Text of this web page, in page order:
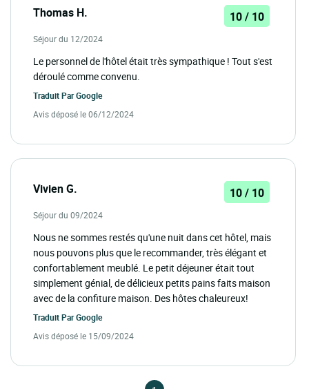
Thomas H. 10 / 10
Séjour du 12/2024
Le personnel de l'hôtel était très sympathique ! Tout s'est
déroulé comme convenu.
Traduit ParGoogle
Avis déposé le 06/12/2024
Vivien G. 10 / 10
Séjour du 09/2024
Nous ne sommes restés qu'une nuit dans cet hôtel, mais
nous pouvons plus que le recommander, très élégant et
confortablement meublé. Le petit déjeuner était tout
simplement génial, de délicieux petits pains faits maison
avec de la confiture maison. Des hôtes chaleureux!
Traduit ParGoogle
Avis déposé le 15/09/2024